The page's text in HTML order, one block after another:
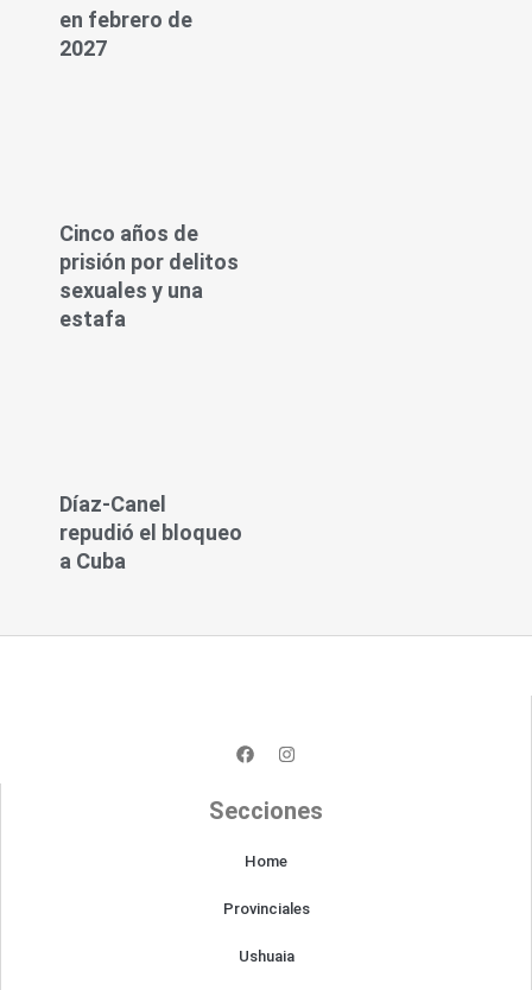
en febrero de
2027
Cinco años de
prisión por delitos
sexuales y una
estafa
Díaz-Canel
repudió el bloqueo
a Cuba
F
a
b
k
I
n
a
a
Secciones
Home
Provinciales
Ushuaia